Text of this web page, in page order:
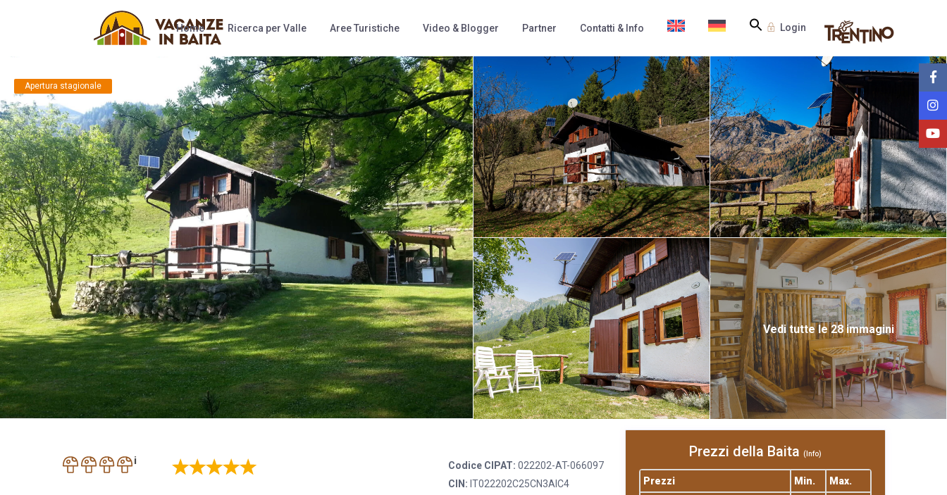
Login
Home Ricerca per Valle Aree Turistiche Video & Blogger Partner Contatti & Info
Apertura stagionale
Vedi tutte le 28 immagini
i Codice CIPAT: 022202-AT-066097
CIN: IT022202C25CN3AIC4
Prezzi della Baita (Info)
Prezzi Min.
Max.